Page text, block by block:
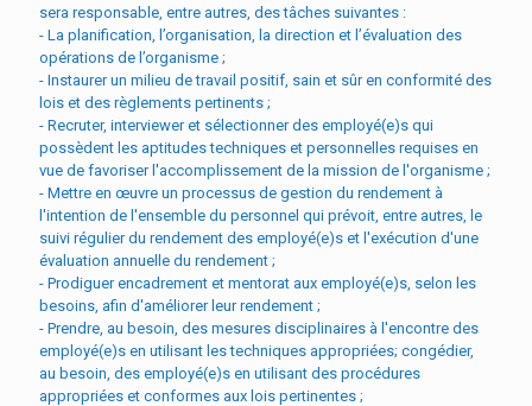
sera responsable, entre autres, des tâches suivantes :
- La planification, l’organisation, la direction et l’évaluation des
opérations de l’organisme ;
- Instaurer un milieu de travail positif, sain et sûr en conformité des
lois et des règlements pertinents ;
- Recruter, interviewer et sélectionner des employé(e)s qui
possèdent les aptitudes techniques et personnelles requises en
vue de favoriser l'accomplissement de la mission de l'organisme ;
- Mettre en œuvre un processus de gestion du rendement à
l'intention de l'ensemble du personnel qui prévoit, entre autres, le
suivi régulier du rendement des employé(e)s et l'exécution d'une
évaluation annuelle du rendement ;
- Prodiguer encadrement et mentorat aux employé(e)s, selon les
besoins, afin d'améliorer leur rendement ;
- Prendre, au besoin, des mesures disciplinaires à l'encontre des
employé(e)s en utilisant les techniques appropriées; congédier,
au besoin, des employé(e)s en utilisant des procédures
appropriées et conformes aux lois pertinentes ;